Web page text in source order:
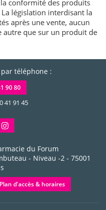
conformité des produits
législation interdisant la
après une vente, aucun
autre que sur un produit de
téléphone :
90 80
41 91 45
du Forum
- Niveau -2- 75001
Plan d'accès & horaires